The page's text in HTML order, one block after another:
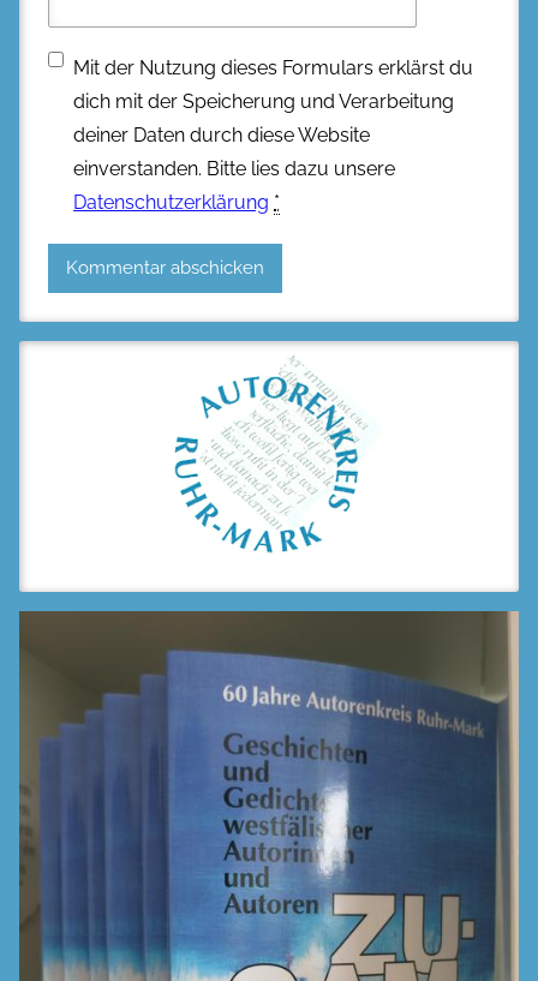
Mit der Nutzung dieses Formulars erklärst du
dich mit der Speicherung und Verarbeitung
deiner Daten durch diese Website
einverstanden. Bitte lies dazu unsere
Datenschutzerklärung *